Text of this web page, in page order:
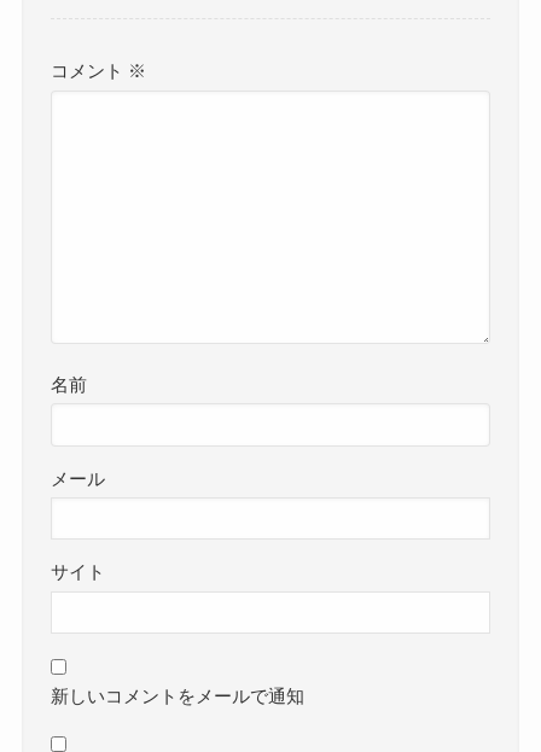
コメント ※
名前
メール
サイト
新しいコメントをメールで通知